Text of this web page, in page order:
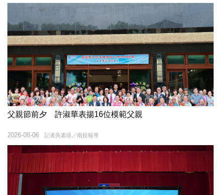
父親節前夕 許淑華表揚16位模範父親
記者吳素珍／南投報導
2026-08-06